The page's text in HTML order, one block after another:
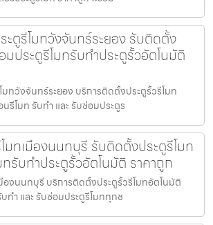
ตูรีโมทวังจันทร์ระยอง รับติดตั้ง
มประตูรีโมทรับทำประตูรั้วอัตโนมัติ
ทวังจันทร์ระยอง บริการติดตั้งประตูรั้วรีโมท
รีโมท รับทำ และ รับซ่อมประตูร
มทเมืองนนทบุรี รับติดตั้งประตูรีโมท
รับทำประตูรั้วอัตโนมัติ ราคาถูก
องนนทบุรี บริการติดตั้งประตูรั้วรีโมทอัตโนมัติ
ทำ และ รับซ่อมประตูรีโมททุกช